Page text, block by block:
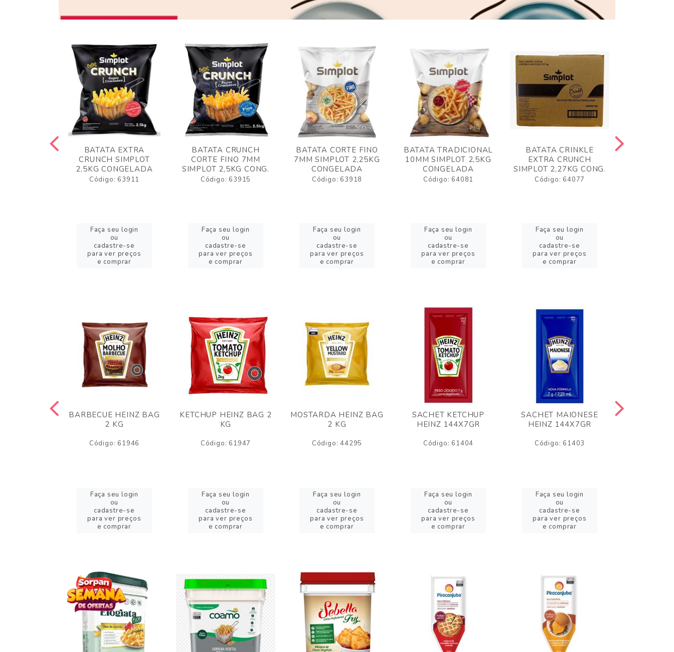
BATATA EXTRA
CRUNCH SIMPLOT
2,5KG CONGELADA
Código: 63911
Faça seu login
ou
cadastre-se
para ver preços
e comprar
BATATA CRUNCH
CORTE FINO 7MM
SIMPLOT 2,5KG CONG.
Código: 63915
Faça seu login
ou
cadastre-se
para ver preços
e comprar
BATATA CORTE FINO
7MM SIMPLOT 2,25KG
CONGELADA
Código: 63918
Faça seu login
ou
cadastre-se
para ver preços
e comprar
BATATA TRADICIONAL
10MM SIMPLOT 2,5KG
CONGELADA
Código: 64081
Faça seu login
ou
cadastre-se
para ver preços
e comprar
BATATA CRINKLE
EXTRA CRUNCH
SIMPLOT 2,27KG CONG.
Código: 64077
Faça seu login
ou
cadastre-se
para ver preços
e comprar
BARBECUE HEINZ BAG
2 KG
Código: 61946
Faça seu login
ou
cadastre-se
para ver preços
e comprar
KETCHUP HEINZ BAG 2
KG
Código: 61947
Faça seu login
ou
cadastre-se
para ver preços
e comprar
MOSTARDA HEINZ BAG
2 KG
Código: 44295
Faça seu login
ou
cadastre-se
para ver preços
e comprar
SACHET KETCHUP
HEINZ 144X7GR
Código: 61404
Faça seu login
ou
cadastre-se
para ver preços
e comprar
SACHET MAIONESE
HEINZ 144X7GR
Código: 61403
Faça seu login
ou
cadastre-se
para ver preços
e comprar